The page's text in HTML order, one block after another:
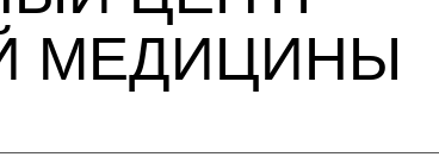
МЕДИЦИНЫ